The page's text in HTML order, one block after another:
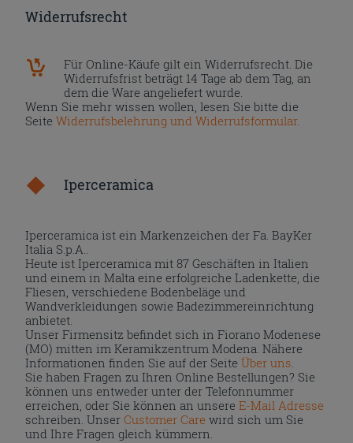
Widerrufsrecht
Für Online-Käufe gilt ein Widerrufsrecht. Die
Widerrufsfrist beträgt 14 Tage ab dem Tag, an
dem die Ware angeliefert wurde.
Wenn Sie mehr wissen wollen, lesen Sie bitte die
SeiteWiderrufsbelehrung und Widerrufsformular.
Iperceramica
Iperceramica ist ein Markenzeichen der Fa. BayKer
Italia S.p.A..
Heute ist Iperceramica mit 87 Geschäften in Italien
und einem in Malta eine erfolgreiche Ladenkette, die
Fliesen, verschiedene Bodenbeläge und
Wandverkleidungen sowie Badezimmereinrichtung
anbietet.
Unser Firmensitz befindet sich in Fiorano Modenese
(MO) mitten im Keramikzentrum Modena. Nähere
Informationen finden Sie auf der Seite Über uns.
Sie haben Fragen zu Ihren Online Bestellungen? Sie
können uns entweder unter der Telefonnummer
erreichen, oder Sie können an unsereE-Mail Adresse
schreiben. UnserCustomer Care wird sich um Sie
und Ihre Fragen gleich kümmern.